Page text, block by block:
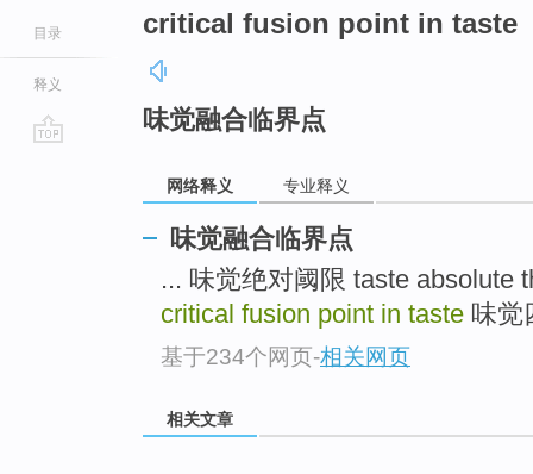
目录
释义
critical fusion point in taste
味觉融合临界点
网络释义 专业释义
味觉融合临界点
... 味觉绝对阈限 taste absolute
critical fusion point in taste 味觉
基于234个网页-相关网页
相关文章